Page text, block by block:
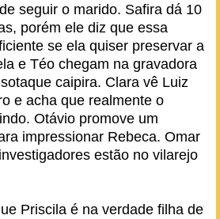
seguir o marido. Safira dá 10
porém ele diz que essa
se ela quiser preservar a
e Téo chegam na gravadora
caipira. Clara vê Luiz
e acha que realmente o
Otávio promove um
impressionar Rebeca. Omar
estão no vilarejo
Priscila é na verdade filha de